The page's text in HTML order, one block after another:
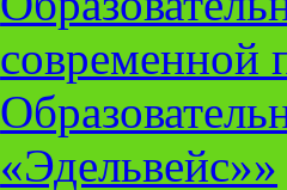
современной
«Эдельвейс»»